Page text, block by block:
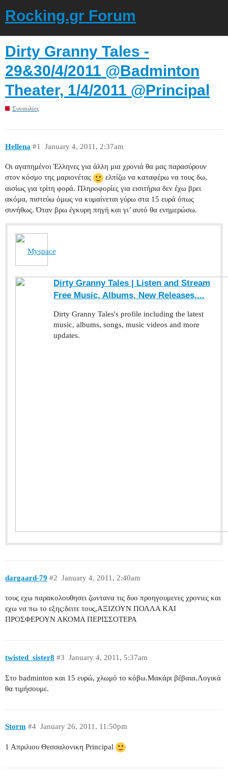
Rocking.gr Forum
Dirty Granny Tales -
29&30/4/2011 @Badminton
Theater, 1/4/2011 @Principal
Συναυλίες
Hellena January 4, 2011, 2:37am
#1
Οι αγαπημένοι Έλληνες για άλλη μια χρονιά θα μας παρασύρουν
στον κόσμο της μαριονέτας
ελπίζω να καταφέρω να τους δω,
αισίως για τρίτη φορά. Πληροφορίες για εισιτήρια δεν έχω βρει
ακόμα, πιστεύω όμως να κυμαίνεται γύρω στα 15 ευρά όπως
συνήθως. Όταν βρω έγκυρη πηγή και γι’ αυτό θα ενημερώσω.
Myspace
Dirty Granny Tales | Listen and Stream
Free Music, Albums, New Releases,...
Dirty Granny Tales's profile including the latest
music, albums, songs, music videos and more
updates.
dargaard-79 January 4, 2011, 2:40am
#2
τους εχω παρακολουθησει ζωντανα τις δυο προηγουμενες χρονιες και
εχω να πω το εξης:δειτε τους,ΑΞΙΖΟΥΝ ΠΟΛΛΑ ΚΑΙ
ΠΡΟΣΦΕΡΟΥΝ ΑΚΟΜΑ ΠΕΡΙΣΣΟΤΕΡΑ
twisted_sister8 January 4, 2011, 5:37am
#3
Στο badminton και 15 ευρώ, χλωμό το κόβω.Μακάρι βέβαια.Λογικά
θα τιμήσουμε.
Storm January 26, 2011, 11:50pm
#4
1 Απριλιου Θεσσαλονικη Principal